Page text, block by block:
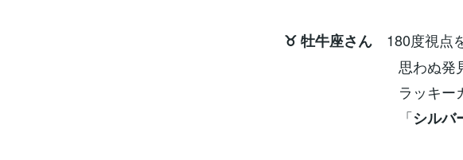
♉ 牡牛座さん 180度視点
思わぬ発見が
ラッキーカラー
「シルバ